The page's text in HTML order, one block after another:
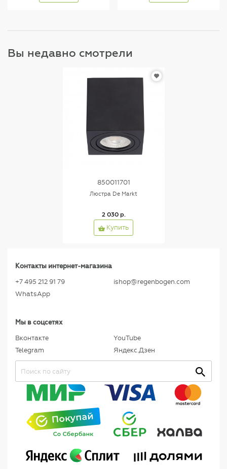
Вы недавно смотрели
850011701
Люстра De Markt
2 030 р.
Купить
Контакты интернет-магазина
+7 495 212 91 79
WhatsApp
ishop@regenbogen.com
Мы в соцсетях
Вконтакте
Telegram
YouTube
Яндекс.Дзен